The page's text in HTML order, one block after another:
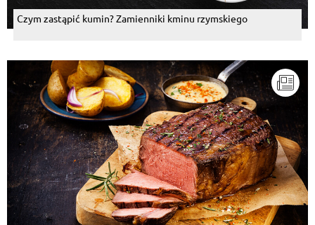
Czym zastąpić kumin? Zamienniki kminu rzymskiego